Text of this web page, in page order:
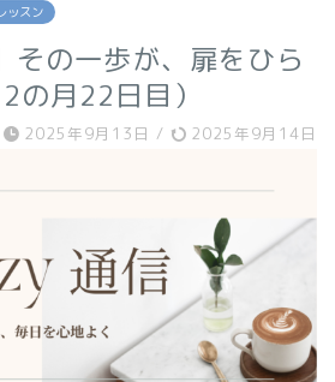
ッスン
その一歩が、扉をひら
の月22日目）
2025年9月13日 / 2025年9月14日